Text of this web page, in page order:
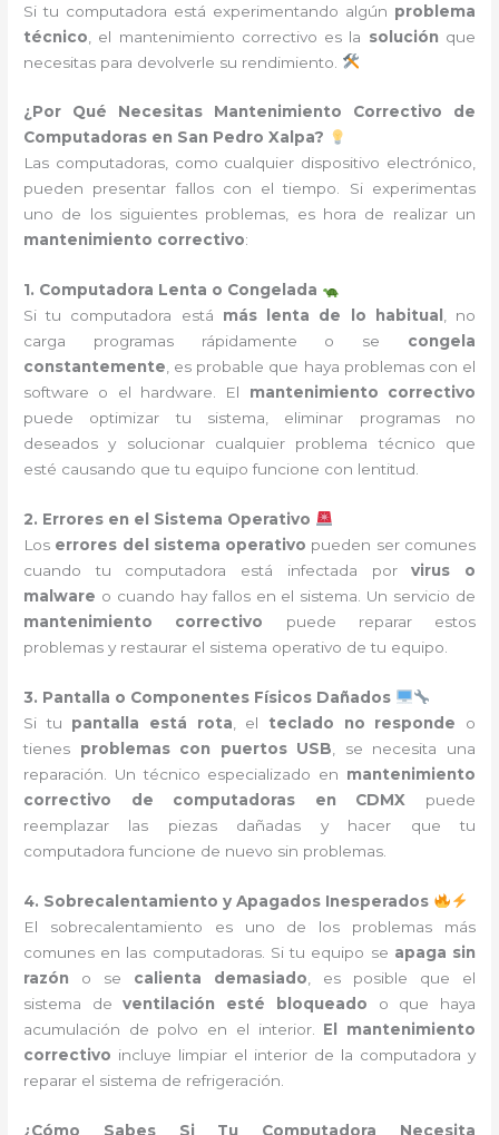
Si tu computadora está experimentando algún problema
técnico , el mantenimiento correctivo es la solución que
necesitas para devolverle su rendimiento.
¿Por Qué Necesitas Mantenimiento Correctivo de
Computadoras en San Pedro Xalpa?
Las computadoras, como cualquier dispositivo electrónico,
pueden presentar fallos con el tiempo. Si experimentas
uno de los siguientes problemas, es hora de realizar un
mantenimiento correctivo:
1. Computadora Lenta o Congelada
Si tu computadora está más lenta de lo habitual , no
carga programas rápidamente o se congela
constantemente, es probable que haya problemas con el
software o el hardware. El mantenimiento correctivo
puede optimizar tu sistema, eliminar programas no
deseados y solucionar cualquier problema técnico que
esté causando que tu equipo funcione con lentitud.
2. Errores en el Sistema Operativo
Los errores del sistema operativo pueden ser comunes
cuando tu computadora está infectada porvirus o
malware o cuando hay fallos en el sistema. Un servicio de
mantenimiento correctivo puede reparar estos
problemas y restaurar el sistema operativo de tu equipo.
3. Pantalla o Componentes Físicos Dañados
Si tu pantalla está rota , el teclado no responde o
tienes problemas con puertos USB , se necesita una
reparación. Un técnico especializado en mantenimiento
correctivo de computadoras en CDMX puede
reemplazar las piezas dañadas y hacer que tu
computadora funcione de nuevo sin problemas.
4. Sobrecalentamiento y Apagados Inesperados
El sobrecalentamiento es uno de los problemas más
comunes en las computadoras. Si tu equipo se apaga sin
razón o se calienta demasiado , es posible que el
sistema deventilación esté bloqueado o que haya
acumulación de polvo en el interior. El mantenimiento
correctivo incluye limpiar el interior de la computadora y
reparar el sistema de refrigeración.
¿Cómo Sabes Si Tu Computadora Necesita